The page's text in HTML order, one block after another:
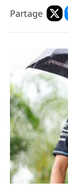
Partage